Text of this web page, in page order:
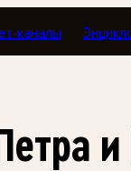
каналы